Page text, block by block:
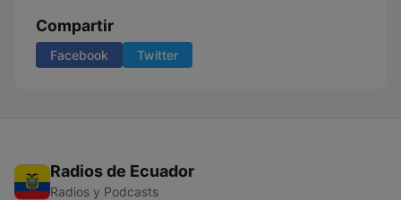
Compartir
Facebook Twitter
Radios de Ecuador
Radios y Podcasts